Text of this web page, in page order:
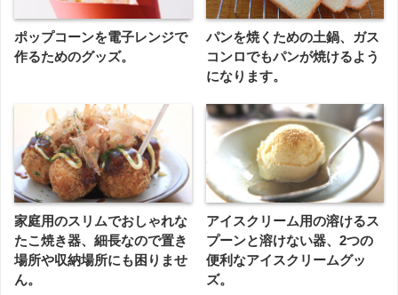
ポップコーンを電子レンジで
作るためのグッズ。
パンを焼くための土鍋、ガス
コンロでもパンが焼けるよう
になります。
家庭用のスリムでおしゃれな
たこ焼き器、細長なので置き
場所や収納場所にも困りませ
ん。
アイスクリーム用の溶けるス
プーンと溶けない器、2つの
便利なアイスクリームグッ
ズ。